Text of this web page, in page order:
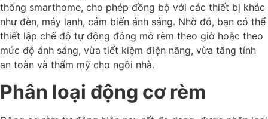
thống smarthome, cho phép đồng bộ với các thiết bị khác
như đèn, máy lạnh, cảm biến ánh sáng. Nhờ đó, bạn có thể
thiết lập chế độ tự động đóng mở rèm theo giờ hoặc theo
mức độ ánh sáng, vừa tiết kiệm điện năng, vừa tăng tính
an toàn và thẩm mỹ cho ngôi nhà.
Phân loại động cơ rèm